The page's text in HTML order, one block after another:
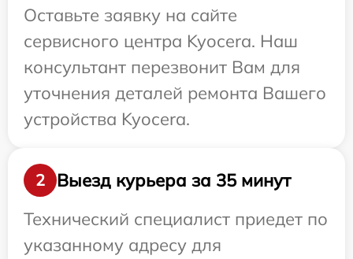
Оставьте заявку на сайте
сервисного центра Kyocera. Наш
консультант перезвонит Вам для
уточнения деталей ремонта Вашего
устройства Kyocera.
2
Выезд курьера за 35 минут
Технический специалист приедет по
указанному адресу для